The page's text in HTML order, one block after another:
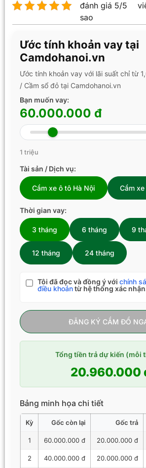
đánh giá 5/5
sao
Ước tính khoản vay tại
Camdohanoi.vn
Ước tính khoản vay với lãi suất chỉ từ
/ Cầm sổ đỏ tại Camdohanoi.vn
Bạn muốn vay:
60.000.000 đ
1 triệu
Tài sản / Dịch vụ:
Cầm xe ô tô Hà Nội Cầm
Thời gian vay:
3 tháng 6 tháng 9
12 tháng 24 tháng
Tôi đã đọc và đồng ý với chính
điều khoảntừ hệ thống xác
ĐĂNG KÝ CẦM ĐỒ
Tổng tiền trả dự kiến (mỗi
20.960.000
Bảng minh họa chi tiết
Kỳ Gốc còn lại Gốc trả
1 60.000.000 đ 20.000.000 đ
2 40.000.000 đ 20.000.000 đ